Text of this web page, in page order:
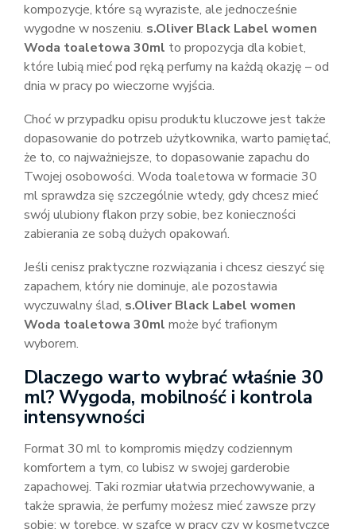
kompozycje, które są wyraziste, ale jednocześnie
wygodne w noszeniu. s.Oliver Black Label women
Woda toaletowa 30ml to propozycja dla kobiet,
które lubią mieć pod ręką perfumy na każdą okazję – od
dnia w pracy po wieczorne wyjścia.
Choć w przypadku opisu produktu kluczowe jest także
dopasowanie do potrzeb użytkownika, warto pamiętać,
że to, co najważniejsze, to dopasowanie zapachu do
Twojej osobowości. Woda toaletowa w formacie 30
ml sprawdza się szczególnie wtedy, gdy chcesz mieć
swój ulubiony flakon przy sobie, bez konieczności
zabierania ze sobą dużych opakowań.
Jeśli cenisz praktyczne rozwiązania i chcesz cieszyć się
zapachem, który nie dominuje, ale pozostawia
wyczuwalny ślad, s.Oliver Black Label women
Woda toaletowa 30ml może być trafionym
wyborem.
Dlaczego warto wybrać właśnie 30
ml? Wygoda, mobilność i kontrola
intensywności
Format 30 ml to kompromis między codziennym
komfortem a tym, co lubisz w swojej garderobie
zapachowej. Taki rozmiar ułatwia przechowywanie, a
także sprawia, że perfumy możesz mieć zawsze przy
sobie: w torebce, w szafce w pracy czy w kosmetyczce